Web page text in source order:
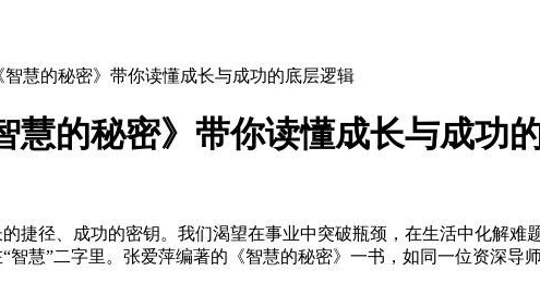
慧的秘密》带你读懂成长与成功的底层逻辑
慧的秘密》带你读懂成长与成功
捷径、成功的密钥。我们渴望在事业中突破瓶颈，在生活中化解
智慧”二字里。张爱萍编著的《智慧的秘密》一书，如同一位资深